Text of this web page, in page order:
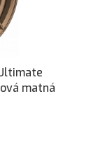
matná